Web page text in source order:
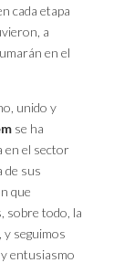
cada etapa
a
en el
unido y
se ha
en el sector
de sus
que
sobre todo, la
y seguimos
entusiasmo